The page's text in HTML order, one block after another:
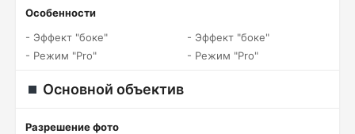
Особенности
- Эффект "боке"
- Режим "Pro"
- Эффект "боке"
- Режим "Pro"
Основной объектив
Разрешение фото